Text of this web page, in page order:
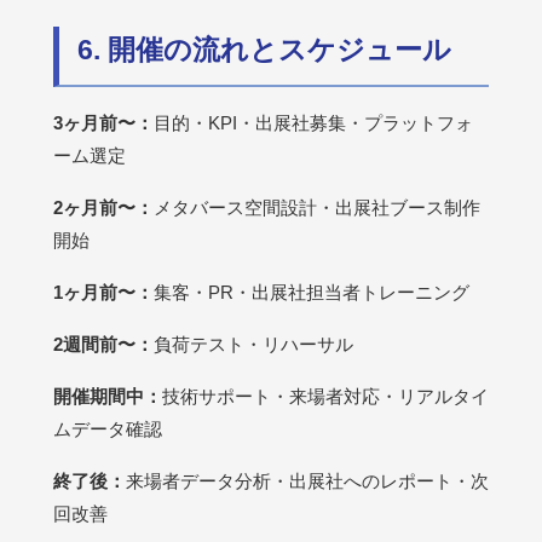
6. 開催の流れとスケジュール
3ヶ月前〜： 目的・KPI・出展社募集・プラットフォ
ーム選定
2ヶ月前〜： メタバース空間設計・出展社ブース制作
開始
1ヶ月前〜： 集客・PR・出展社担当者トレーニング
2週間前〜： 負荷テスト・リハーサル
開催期間中： 技術サポート・来場者対応・リアルタイ
ムデータ確認
終了後： 来場者データ分析・出展社へのレポート・次
回改善